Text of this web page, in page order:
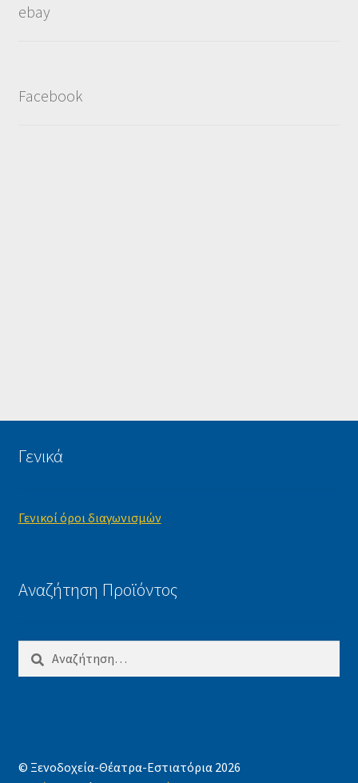
ebay
Facebook
Γενικά
Γενικοί όροι διαγωνισμών
Αναζήτηση Προϊόντος
Αναζήτηση
© Ξενοδοχεία-Θέατρα-Εστιατόρια 2026